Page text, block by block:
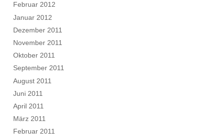
Februar 2012
Januar 2012
Dezember 2011
November 2011
Oktober 2011
September 2011
August 2011
Juni 2011
April 2011
März 2011
Februar 2011